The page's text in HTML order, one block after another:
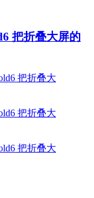
把折叠大屏的